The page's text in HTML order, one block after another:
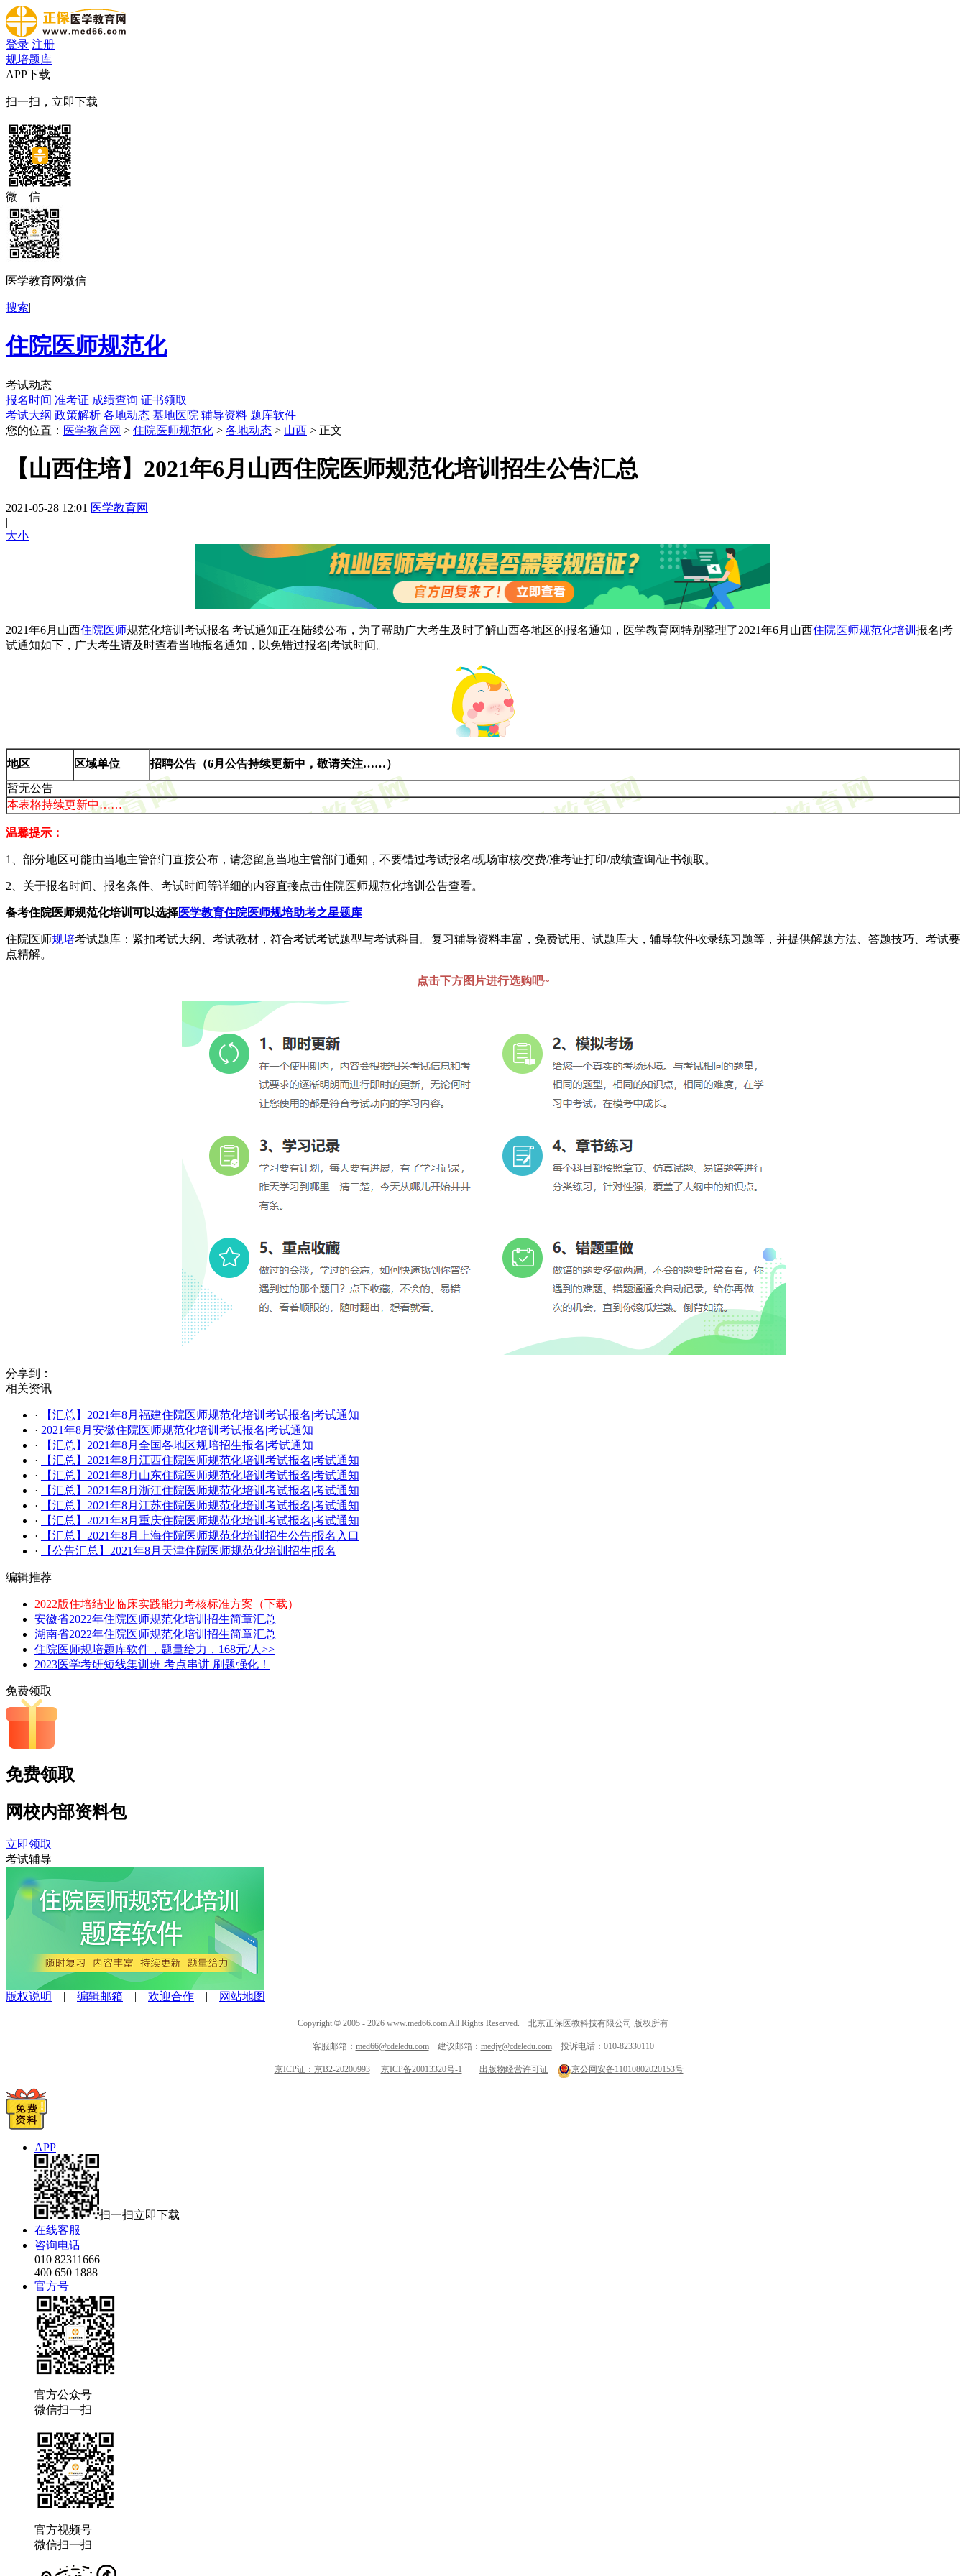
登录 注册
规培题库
APP下载
扫一扫，立即下载
微 信
医学教育网微信
搜索|
住院医师规范化
考试动态
报名时间 准考证 成绩查询 证书领取
考试大纲 政策解析 各地动态 基地医院 辅导资料 题库软件
您的位置： 医学教育网 > 住院医师规范化 > 各地动态 > 山西 > 正文
【山西住培】​2021年6月山西住院医师规范化培训招生公告汇总
2021-05-28 12:01 医学教育网
|
大小
2021年6月山西住院医师规范化培训考试报名|考试通知正在陆续公布，为了帮助广大考生及时了解山西各地区的报名通知，医学教育网特别整理了2021年6月山西住院医师规范化培训 报名|考
试通知如下，广大考生请及时查看当地报名通知，以免错过报名|考试时间。
地区 区域单位
招聘公告（6月公告持续更新中，敬请关注……）
暂无公告
本表格持续更新中……
温馨提示：
1、部分地区可能由当地主管部门直接公布，请您留意当地主管部门通知，不要错过考试报名/现场审核/交费/准考证打印/成绩查询/证书领取。
2、关于报名时间、报名条件、考试时间等详细的内容直接点击住院医师规范化培训公告查看。
备考住院医师规范化培训可以选择医学教育住院医师规培助考之星题库
住院医师规培考试题库：紧扣考试大纲、考试教材，符合考试考试题型与考试科目。复习辅导资料丰富，免费试用、试题库大，辅导软件收录练习题等，并提供解题方法、答题技巧、考试要
点精解。
点击下方图片进行选购吧~
分享到：
相关资讯
·
​【汇总】2021年8月福建住院医师规范化培训考试报名|考试通知
· 2021年8月安徽住院医师规范化培训考试报名|考试通知
·
【汇总】2021年8月全国各地区规培招生报名|考试通知
·
【汇总】2021年8月江西住院医师规范化培训考试报名|考试通知
·
【汇总】2021年8月山东住院医师规范化培训考试报名|考试通知
·
【汇总】2021年8月浙江住院医师规范化培训考试报名|考试通知
·
​【汇总】2021年8月江苏住院医师规范化培训考试报名|考试通知
·
【汇总】​2021年8月重庆住院医师规范化培训考试报名|考试通知
·
【汇总】2021年8月上海住院医师规范化培训招生公告|报名入口
·
【公告汇总】2021年8月天津住院医师规范化培训招生|报名
编辑推荐
2022版住培结业临床实践能力考核标准方案（下载）
安徽省2022年住院医师规范化培训招生简章汇总
湖南省2022年住院医师规范化培训招生简章汇总
住院医师规培题库软件，题量给力，168元/人>>
2023医学考研短线集训班 考点串讲 刷题强化！
免费领取
免费领取
网校内部资料包
立即领取
考试辅导
版权说明 编辑邮箱 欢迎合作 网站地图
Copyright © 2005 - 2026 www.med66.com All Rights Reserved. 北京正保医教科技有限公司 版权所有
客服邮箱： med66@cdeledu.com建议邮箱： medjy@cdeledu.com投诉电话：010-82330110
京ICP证：京B2-20200993 京ICP备20013320号-1 出版物经营许可证 京公网安备11010802020153号
APP
扫一扫立即下载
在线客服
咨询电话
010 82311666
400 650 1888
官方号
官方公众号
微信扫一扫
官方视频号
微信扫一扫